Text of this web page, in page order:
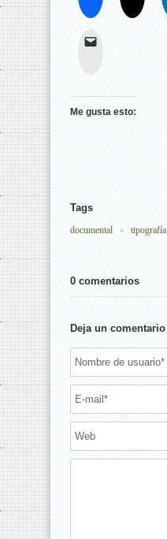
Me gusta esto:
Tags
documental tipografía
0 comentarios
Deja un comentario